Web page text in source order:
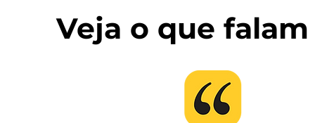
Veja o que